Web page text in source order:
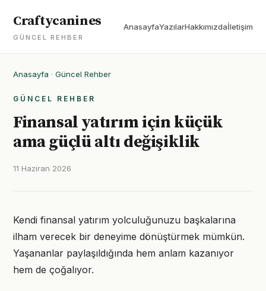
Craftycanines
GÜNCEL REHBER
AnasayfaYazılarHakkımızdaİletişim
Anasayfa · Güncel Rehber
GÜNCEL REHBER
Finansal yatırım için küçük
ama güçlü altı değişiklik
11 Haziran 2026
Kendi finansal yatırım yolculuğunuzu başkalarına
ilham verecek bir deneyime dönüştürmek mümkün.
Yaşananlar paylaşıldığında hem anlam kazanıyor
hem de çoğalıyor.